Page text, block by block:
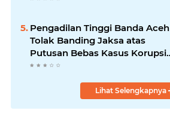
Pengadilan Tinggi Banda Aceh
Tolak Banding Jaksa atas
Putusan Bebas Kasus Korupsi
Wastafel
Lihat Selengkapnya